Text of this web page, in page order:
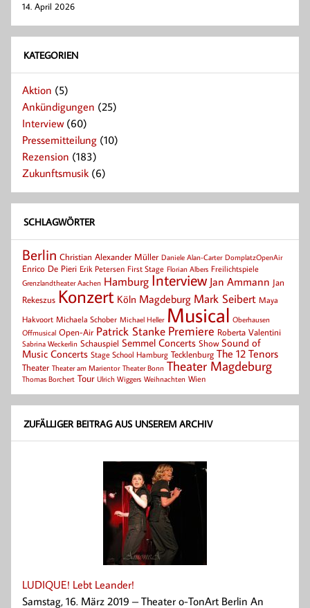
14. April 2026
KATEGORIEN
Aktion (5)
Ankündigungen (25)
Interview(60)
Pressemitteilung (10)
Rezension (183)
Zukunftsmusik(6)
SCHLAGWÖRTER
Berlin Christian Alexander Müller Daniele Alan-Carter DomplatzOpenAir
Enrico De Pieri Erik Petersen First Stage Florian Albers Freilichtspiele
Grenzlandtheater Aachen Hamburg Interview Jan Ammann Jan
Rekeszus Konzert Köln Magdeburg Mark Seibert Maya
Hakvoort Michaela Schober Michael Heller Musical Oberhausen
Offmusical Open-Air Patrick Stanke Premiere Roberta Valentini
Sabrina Weckerlin Schauspiel Semmel Concerts Show Sound of
Music Concerts Stage School Hamburg Tecklenburg The 12 Tenors
Theater Theater am Marientor Theater Bonn Theater Magdeburg
Thomas Borchert Tour Ulrich Wiggers Weihnachten Wien
ZUFÄLLIGER BEITRAG AUS UNSEREM ARCHIV
LUDIQUE! Lebt Leander!
Samstag, 16. März 2019 – Theater o-TonArt Berlin An